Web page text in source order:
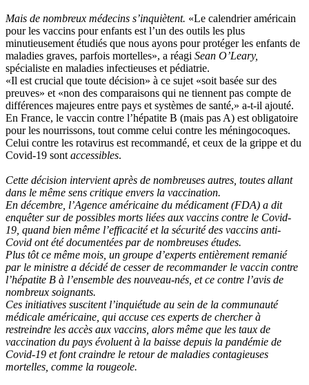
Mais de nombreux médecins s’inquiètent. «Le calendrier américain
pour les vaccins pour enfants est l’un des outils les plus
minutieusement étudiés que nous ayons pour protéger les enfants de
maladies graves, parfois mortelles», a réagi Sean O’Leary,
spécialiste en maladies infectieuses et pédiatrie.
«Il est crucial que toute décision» à ce sujet «soit basée sur des
preuves» et «non des comparaisons qui ne tiennent pas compte de
différences majeures entre pays et systèmes de santé,» a-t-il ajouté.
En France, le vaccin contre l’hépatite B (mais pas A) est obligatoire
pour les nourrissons, tout comme celui contre les méningocoques.
Celui contre les rotavirus est recommandé, et ceux de la grippe et du
Covid-19 sont accessibles.
Cette décision intervient après de nombreuses autres, toutes allant
dans le même sens critique envers la vaccination.
En décembre, l’Agence américaine du médicament (FDA) a dit
enquêter sur de possibles morts liées aux vaccins contre le Covid-
19, quand bien même l’efficacité et la sécurité des vaccins anti-
Covid ont été documentées par de nombreuses études.
Plus tôt ce même mois, un groupe d’experts entièrement remanié
par le ministre a décidé de cesser de recommander le vaccin contre
l’hépatite B à l’ensemble des nouveau-nés, et ce contre l’avis de
nombreux soignants.
Ces initiatives suscitent l’inquiétude au sein de la communauté
médicale américaine, qui accuse ces experts de chercher à
restreindre les accès aux vaccins, alors même que les taux de
vaccination du pays évoluent à la baisse depuis la pandémie de
Covid-19 et font craindre le retour de maladies contagieuses
mortelles, comme la rougeole.